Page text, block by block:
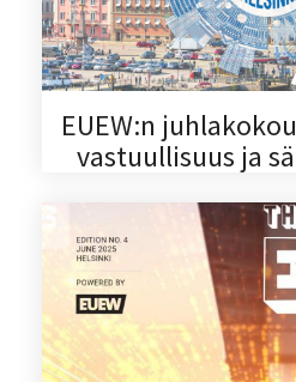
EUEW:n
vastuullisuus ja